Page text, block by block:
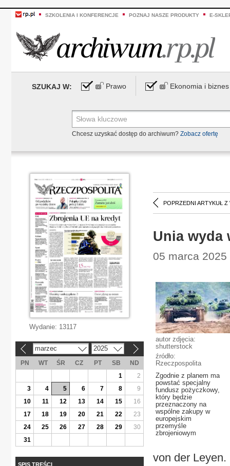
SZKOLENIA I KONFERENCJE POZNAJ NASZE PRODUKTY E-
SZUKAJ W: Prawo Ekonomia i biznes
Chcesz uzyskać dostęp do archiwum? Zobacz ofertę
POPRZEDNI ARTYKUŁ Z
Unia wyda
05 marca 2025
autor zdjęcia:
shutterstock
źródło:
Rzeczpospolita
Zgodnie z planem ma
powstać specjalny
fundusz pożyczkowy,
który będzie
przeznaczony na
wspólne zakupy w
europejskim
przemyśle
zbrojeniowym
von der Leyen.
Wydanie: 13117
marzec 2025
PN WT ŚR CZ PT SB
ND
1
2
3
4 5 6 7 8
9
10
11 12 13 14 15
16
17
18 19 20 21 22
23
24
25 26 27 28 29
30
31
SPIS TREŚCI